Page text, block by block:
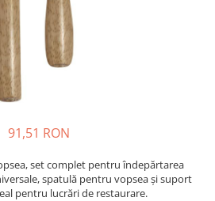
91,51 RON
set complet pentru îndepărtarea
spatulă pentru vopsea și suport
pentru lucrări de restaurare.